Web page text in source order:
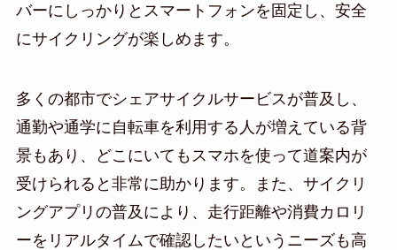
バーにしっかりとスマートフォンを固定し、安全
にサイクリングが楽しめます。
多くの都市でシェアサイクルサービスが普及し、
通勤や通学に自転車を利用する人が増えている背
景もあり、どこにいてもスマホを使って道案内が
受けられると非常に助かります。また、サイクリ
ングアプリの普及により、走行距離や消費カロリ
ーをリアルタイムで確認したいというニーズも高